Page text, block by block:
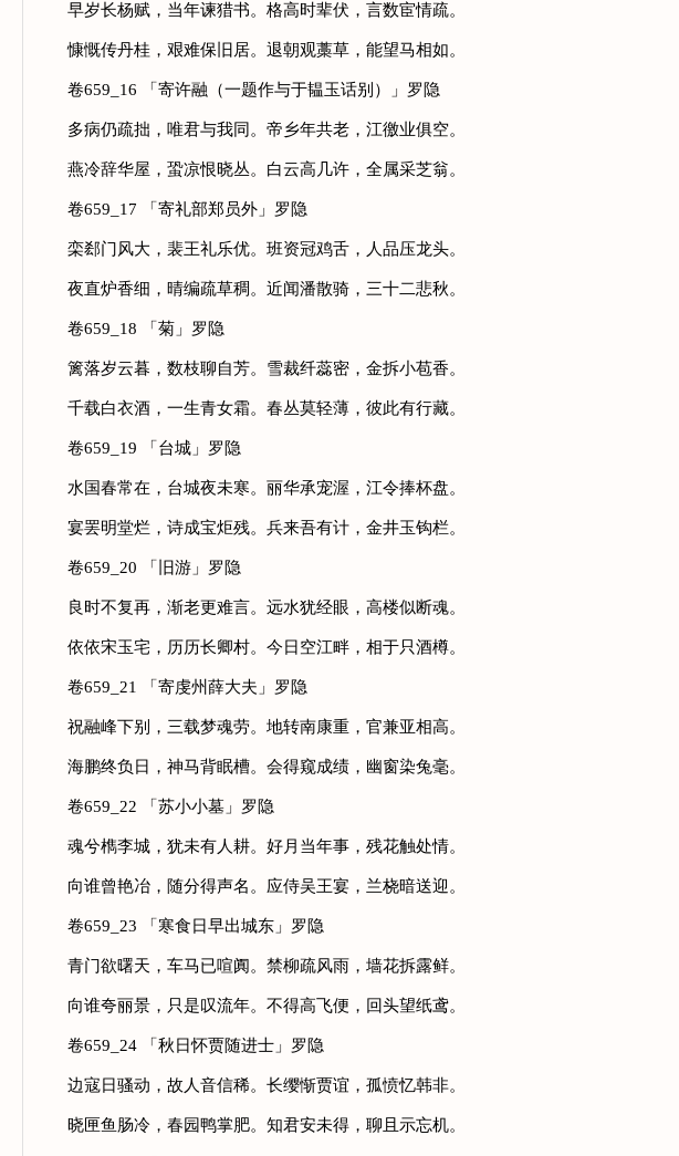
早岁长杨赋，当年谏猎书。格高时辈伏，言数宦情疏。
慷慨传丹桂，艰难保旧居。退朝观藁草，能望马相如。
卷659_16 「寄许融（一题作与于韫玉话别）」罗隐
多病仍疏拙，唯君与我同。帝乡年共老，江徼业俱空。
燕冷辞华屋，蛩凉恨晓丛。白云高几许，全属采芝翁。
卷659_17 「寄礼部郑员外」罗隐
栾郄门风大，裴王礼乐优。班资冠鸡舌，人品压龙头。
夜直炉香细，晴编疏草稠。近闻潘散骑，三十二悲秋。
卷659_18 「菊」罗隐
篱落岁云暮，数枝聊自芳。雪裁纤蕊密，金拆小苞香。
千载白衣酒，一生青女霜。春丛莫轻薄，彼此有行藏。
卷659_19 「台城」罗隐
水国春常在，台城夜未寒。丽华承宠渥，江令捧杯盘。
宴罢明堂烂，诗成宝炬残。兵来吾有计，金井玉钩栏。
卷659_20 「旧游」罗隐
良时不复再，渐老更难言。远水犹经眼，高楼似断魂。
依依宋玉宅，历历长卿村。今日空江畔，相于只酒樽。
卷659_21 「寄虔州薛大夫」罗隐
祝融峰下别，三载梦魂劳。地转南康重，官兼亚相高。
海鹏终负日，神马背眠槽。会得窥成绩，幽窗染兔毫。
卷659_22 「苏小小墓」罗隐
魂兮檇李城，犹未有人耕。好月当年事，残花触处情。
向谁曾艳冶，随分得声名。应侍吴王宴，兰桡暗送迎。
卷659_23 「寒食日早出城东」罗隐
青门欲曙天，车马已喧阗。禁柳疏风雨，墙花拆露鲜。
向谁夸丽景，只是叹流年。不得高飞便，回头望纸鸢。
卷659_24 「秋日怀贾随进士」罗隐
边寇日骚动，故人音信稀。长缨惭贾谊，孤愤忆韩非。
晓匣鱼肠冷，春园鸭掌肥。知君安未得，聊且示忘机。